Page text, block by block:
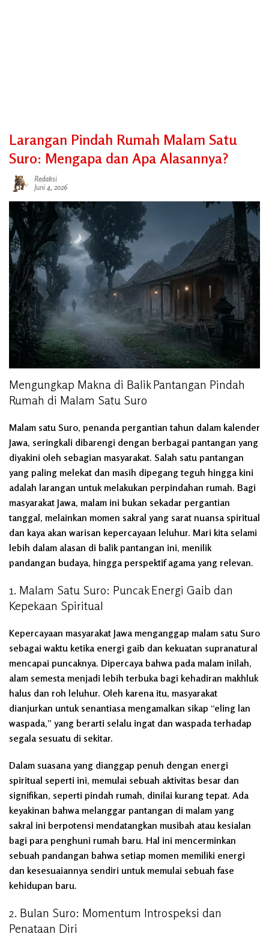
Larangan Pindah Rumah Malam Satu
Suro: Mengapa dan Apa Alasannya?
Redaksi
Juni 4, 2026
Mengungkap Makna di Balik Pantangan Pindah
Rumah di Malam Satu Suro
Malam satu Suro, penanda pergantian tahun dalam kalender
Jawa, seringkali dibarengi dengan berbagai pantangan yang
diyakini oleh sebagian masyarakat. Salah satu pantangan
yang paling melekat dan masih dipegang teguh hingga kini
adalah larangan untuk melakukan perpindahan rumah. Bagi
masyarakat Jawa, malam ini bukan sekadar pergantian
tanggal, melainkan momen sakral yang sarat nuansa spiritual
dan kaya akan warisan kepercayaan leluhur. Mari kita selami
lebih dalam alasan di balik pantangan ini, menilik
pandangan budaya, hingga perspektif agama yang relevan.
1. Malam Satu Suro: Puncak Energi Gaib dan
Kepekaan Spiritual
Kepercayaan masyarakat Jawa menganggap malam satu Suro
sebagai waktu ketika energi gaib dan kekuatan supranatural
mencapai puncaknya. Dipercaya bahwa pada malam inilah,
alam semesta menjadi lebih terbuka bagi kehadiran makhluk
halus dan roh leluhur. Oleh karena itu, masyarakat
dianjurkan untuk senantiasa mengamalkan sikap “eling lan
waspada,” yang berarti selalu ingat dan waspada terhadap
segala sesuatu di sekitar.
Dalam suasana yang dianggap penuh dengan energi
spiritual seperti ini, memulai sebuah aktivitas besar dan
signifikan, seperti pindah rumah, dinilai kurang tepat. Ada
keyakinan bahwa melanggar pantangan di malam yang
sakral ini berpotensi mendatangkan musibah atau kesialan
bagi para penghuni rumah baru. Hal ini mencerminkan
sebuah pandangan bahwa setiap momen memiliki energi
dan kesesuaiannya sendiri untuk memulai sebuah fase
kehidupan baru.
2. Bulan Suro: Momentum Introspeksi dan
Penataan Diri